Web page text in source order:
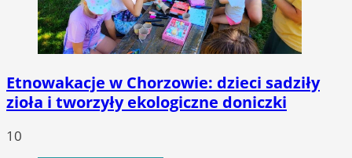
Etnowakacje w Chorzowie: dzieci sadziły
zioła i tworzyły ekologiczne doniczki
10